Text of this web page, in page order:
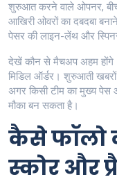
शुरुआत करने वाले ओपनर,
आखिरी ओवरों का दबदबा
पेसर की लाइन-लेंथ और
देखें कौन से मैचअप अहम होंगे
मिडिल ऑर्डर। शुरुआती
अगर किसी टीम का मुख्य पेस
मौका बन सकता है।
कैसे फॉलो
स्कोर और